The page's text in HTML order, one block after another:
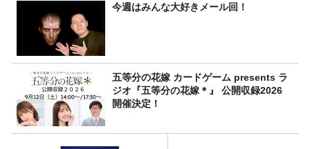
今週はみんな大好きメール回！
五等分の花嫁 カードゲーム presents ラ
ジオ『五等分の花嫁＊』 公開収録2026
開催決定！